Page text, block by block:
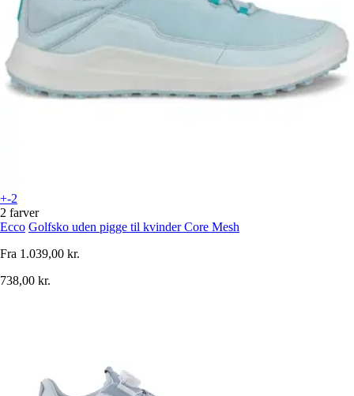
+-2
2 farver
Ecco Golfsko uden pigge til kvinder Core Mesh
Fra 1.039,00 kr.
738,00 kr.